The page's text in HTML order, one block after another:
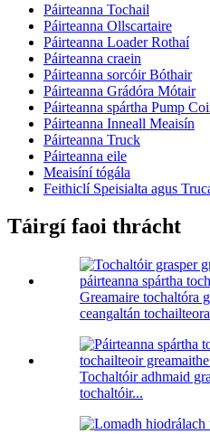
Páirteanna Tochail
Páirteanna Ollscartaire
Páirteanna Loader Rothaí
Páirteanna craein
Páirteanna sorcóir Bóthair
Páirteanna Grádóra Mótair
Páirteanna spártha Pump
Páirteanna Inneall Meaisín
Páirteanna Truck
Páirteanna eile
Meaisíní tógála
Feithiclí Speisialta agus
Táirgí faoi thrácht
Greamaire tochaltóra
ceangaltán
Tochaltóir adhmaid
tochaltóir...